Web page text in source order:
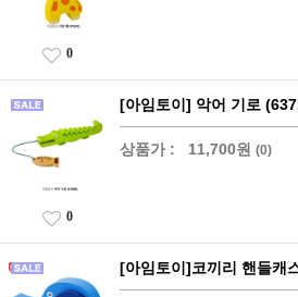
0
[아임토이] 악어 기로
상품가 : 11,700원 (0)
0
[아임토이]코끼리 핸들캐